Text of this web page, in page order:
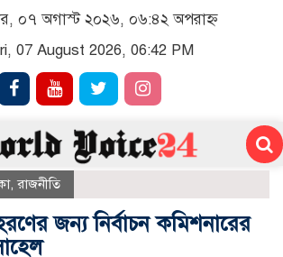
০৭ অগাস্ট ২০২৬, ০৬:৪২ অপরাহ্ন
07 August 2026, 06:42 PM
, রাজনীতি
জন্য নির্বাচন কমিশনারের